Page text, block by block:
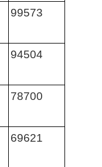
99573
94504
78700
69621